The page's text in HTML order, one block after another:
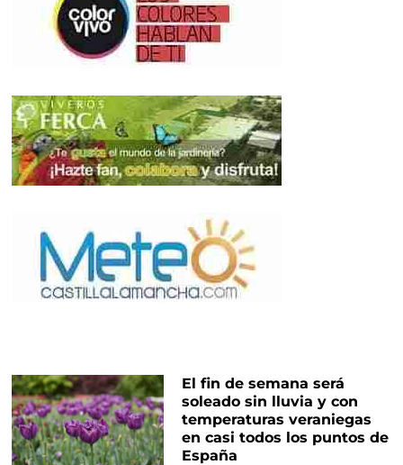
El fin de semana será
soleado sin lluvia y con
temperaturas veraniegas
en casi todos los puntos de
España